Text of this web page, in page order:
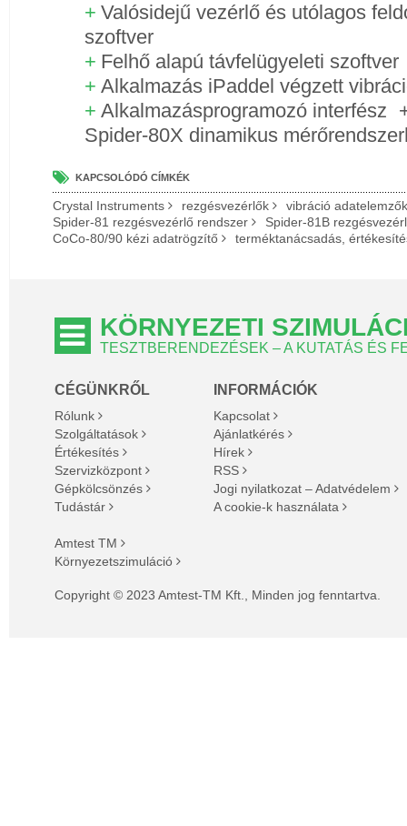
Valósidejű vezérlő és utólagos
szoftver
Felhő alapú távfelügyeleti
Alkalmazás iPaddel végzett
Alkalmazásprogramozó interfész
Spider-80X dinamikus
KAPCSOLÓDÓ CÍMKÉK
Crystal Instruments rezgésvezérlők
vibráció adatelemzők
Spider-81 rezgésvezérlő rendszer
Spider-81B
CoCo-80/90 kézi adatrögzítő
terméktanácsadás,
KÖRNYEZETI
TESZTBERENDEZÉSEK – A KUTATÁS ÉS
CÉGÜNKRŐL
Rólunk
Szolgáltatások
Értékesítés
Szervizközpont
Gépkölcsönzés
Tudástár
Amtest TM
Környezetszimuláció
INFORMÁCIÓK
Kapcsolat
Ajánlatkérés
Hírek
RSS
Jogi nyilatkozat – Adatvédelem
A cookie-k használata
Copyright © 2023 Amtest-TM Kft., Minden jog fenntartva.